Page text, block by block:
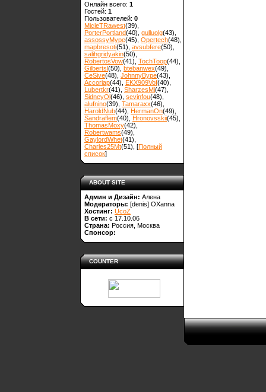
Онлайн всего: 1
Гостей: 1
Пользователей: 0
MicleTRawest(39)
PorterPortland(40) gulluolg(43)
assossyMype(45) Opertech(48)
mapbresoti(51) avsubfere(50)
salihgridyakin(50)
RobertosVow(41) TochToop(44)
Gilbertsl(50) btebanwex(49)
CeSive(48) JohnnyBype(43)
Accoriap(44) EKX909Vof(40)
Lubertkr(41) SharzesMi(47)
SidneyOl(46) sevinfou(48)
alufnino(39) Tamaraxx(46)
HaroldNub(44) HermanOn(49)
Sandraflem(40) Hronovsskii(45)
ThomasMoxy(42)
Robertwams(49)
GaylordWhet(41)
Charles25Mt(51) , [Полный
список]
ABOUT SITE
Админ и Дизайн: Алена
Модераторы: [denis] OXanna
Хостинг: UcoZ
В сети: с 17.10.06
Страна: Россия, Москва
Спонсор:
COUNTER